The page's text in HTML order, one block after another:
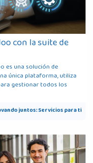
con la suite de
es una solución de
única plataforma, utiliza
gestionar todos los
juntos: Servicios para ti